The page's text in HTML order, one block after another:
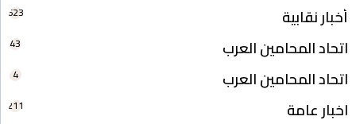
أخبار نقابية 623
اتحاد المحامين العرب 43
اتحاد المحامين العرب 4
اخبار عامة 211